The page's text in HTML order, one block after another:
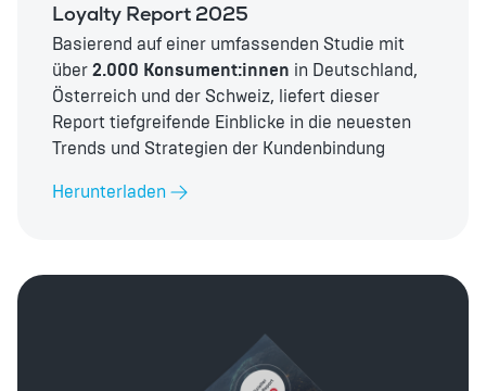
Loyalty Report 2025
Basierend auf einer umfassenden Studie mit
über 2.000 Konsument:innen in Deutschland,
Österreich und der Schweiz, liefert dieser
Report tiefgreifende Einblicke in die neuesten
Trends und Strategien der Kundenbindung
Herunterladen